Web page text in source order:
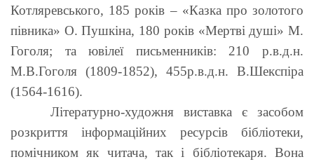
Котляревського, 185 років – «Казка про золотого
півника» О. Пушкіна, 180 років «Мертві душі» М.
Гоголя; та ювілеї письменників: 210 р.в.д.н.
М.В.Гоголя (1809-1852), 455р.в.д.н. В.Шекспіра
(1564-1616).
Літературно-художня виставка є засобом
розкриття інформаційних ресурсів бібліотеки,
помічником як читача, так і бібліотекаря. Вона